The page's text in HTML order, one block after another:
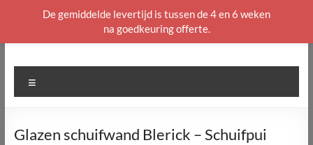
naar
Glazen schuifwand Blerick – Schuifpui
De gemiddelde levertijd is tussen de 4 en 6 weken
na goedkeuring offerte.